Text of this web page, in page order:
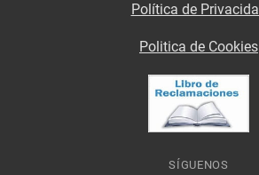
Política de
Politica de Cookies
SÍGUENOS